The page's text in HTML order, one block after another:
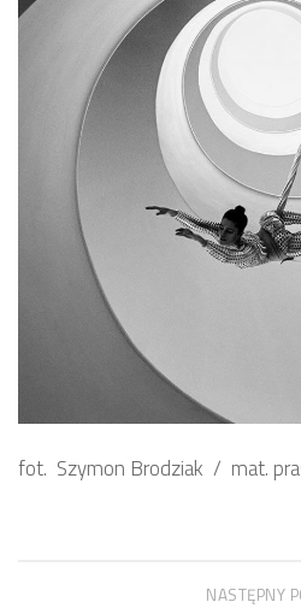
fot. Szymon Brodziak / mat.
NASTĘPNY